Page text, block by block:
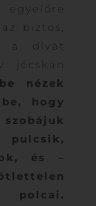
biztos,
a divat
jócskán
nézek
hogy
és –
polcai.